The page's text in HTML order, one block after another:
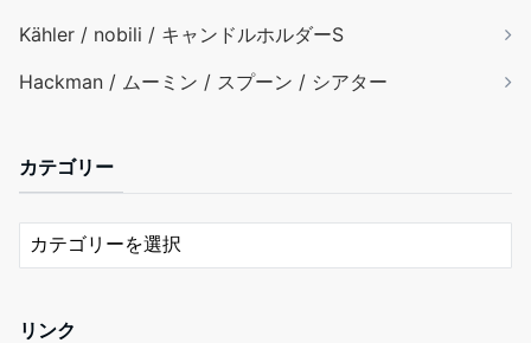
Kähler / nobili / キャンドルホルダーS
Hackman / ムーミン / スプーン / シアター
カテゴリー
リンク